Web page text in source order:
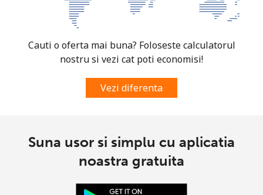
Cauti o oferta mai buna? Foloseste calculatorul
nostru si vezi cat poti economisi!
Vezi diferenta
Suna usor si simplu cu aplicatia
noastra gratuita